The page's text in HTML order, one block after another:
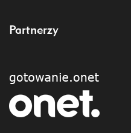
Partnerzy